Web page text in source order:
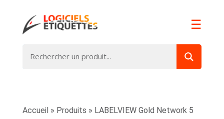
☰
Accueil » Produits » LABELVIEW Gold Network 5